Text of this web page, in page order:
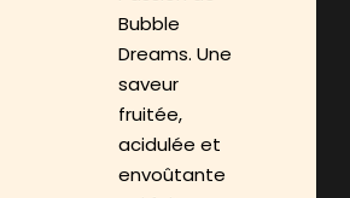
Bubble
Dreams. Une
saveur
fruitée,
acidulée et
envoûtante